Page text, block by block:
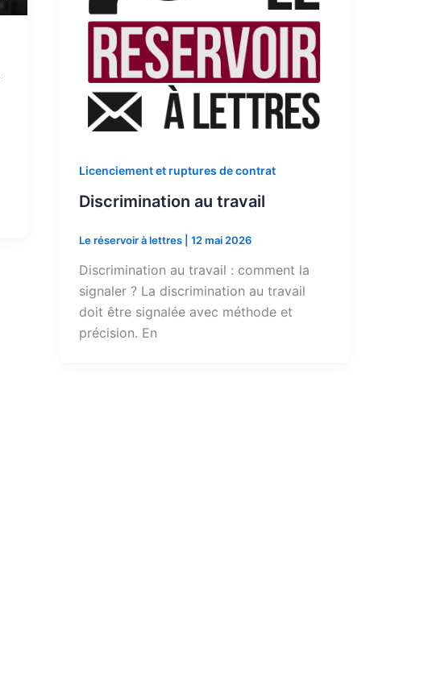
Licenciement et ruptures de contrat
Discrimination au travail
Le réservoir à lettres 12 mai 2026
Discrimination au travail : comment la
signaler ? La discrimination au travail
doit être signalée avec méthode et
précision. En